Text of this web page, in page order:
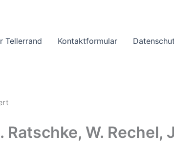
Tellerrand Kontaktformular
W. Rechel,